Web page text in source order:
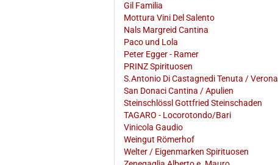
Gil Familia
Mottura Vini Del Salento
Nals Margreid Cantina
Paco und Lola
Peter Egger - Ramer
PRINZ Spirituosen
S.Antonio Di Castagnedi Tenuta / Verona
San Donaci Cantina / Apulien
Steinschlössl Gottfried Steinschaden
TAGARO - Locorotondo/Bari
Vinicola Gaudio
Weingut Römerhof
Welter / Eigenmarken Spirituosen